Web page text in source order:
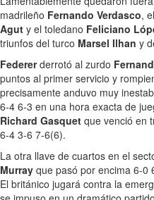
madrileño Fernando Verdasco,
Agut y el toledano Feliciano
triunfos del turco Marsel Ilhan y
Federerderrotó al zurdo
puntos al primer servicio y
precisamente anduvo muy
6-4 6-3 en una hora exacta de
Richard Gasquet que venció en
6-4 3-6 7-6(6).
La otra llave de cuartos en el
Murray que pasó por encima 6-0
El británico jugará contra la